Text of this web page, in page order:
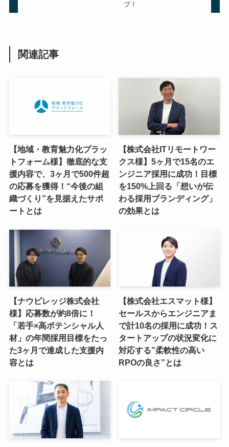
プ！
関連記事
【地域・教育魅力化プラッ
トフォーム様】徹底的な支
援内容で、3ヶ月で500件超
の応募を獲得！“今後の組
織づくり”を見据えたサポ
ートとは
【株式会社ITリモートワー
クス様】5ヶ月で15名のエ
ンジニア採用に成功！目標
を150%上回る「想いが伝
わる採用ブランディング」
の効果とは
【ナウビレッジ株式会社
様】応募数が約8倍に！
「若手×高ポテンシャル人
材」の年間採用目標をたっ
た3ヶ月で達成した支援内
容とは
【株式会社エスマット様】
セールスからエンジニアま
で計10名の採用に成功！ス
タートアップの状況変化に
対応する”柔軟性の高い
RPOの良さ”とは